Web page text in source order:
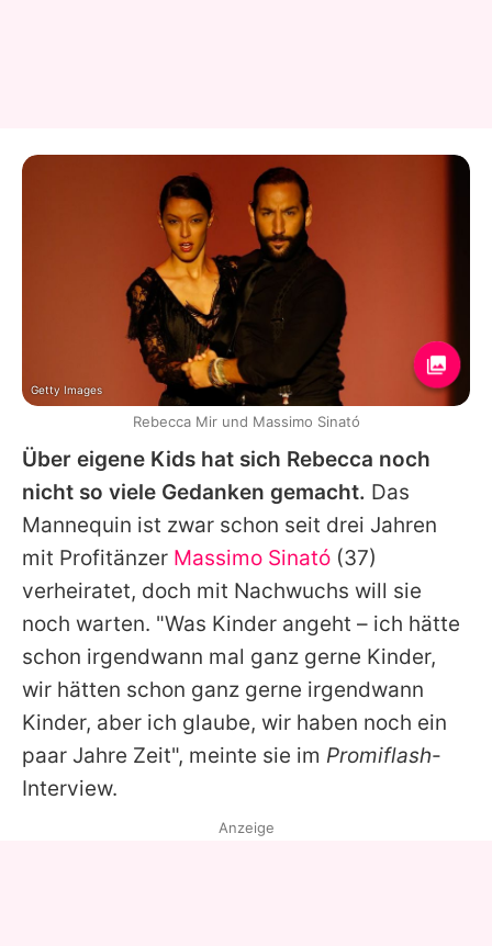
Über eigene Kids hat sich Rebecca noch
nicht so viele Gedanken gemacht. Das
Mannequin ist zwar schon seit drei Jahren
mit Profitänzer Massimo Sinató (37)
verheiratet, doch mit Nachwuchs will sie
noch warten. "Was Kinder angeht – ich hätte
schon irgendwann mal ganz gerne Kinder,
wir hätten schon ganz gerne irgendwann
Kinder, aber ich glaube, wir haben noch ein
paar Jahre Zeit", meinte sie im Promiflash-
Interview.
Getty Images
Rebecca Mir und Massimo Sinató
Anzeige